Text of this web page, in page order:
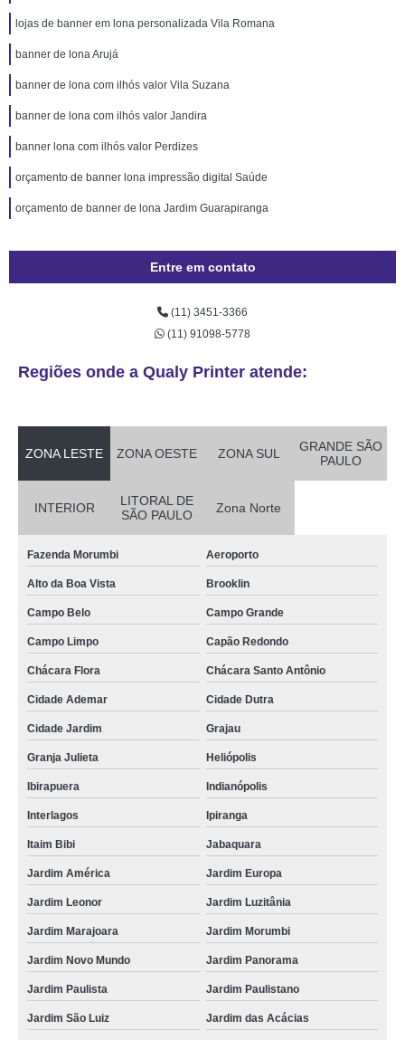
lojas de banner em lona personalizada Vila Romana
banner de lona Arujá
banner de lona com ilhós valor Vila Suzana
banner de lona com ilhós valor Jandira
banner lona com ilhós valor Perdizes
orçamento de banner lona impressão digital Saúde
orçamento de banner de lona Jardim Guarapiranga
Entre em contato
(11) 3451-3366
(11) 91098-5778
Regiões onde a Qualy Printer atende:
ZONA LESTE ZONA OESTE ZONA SUL
GRANDE SÃO
PAULO
INTERIOR
LITORAL DE
SÃO PAULO
Zona Norte
Fazenda Morumbi Aeroporto
Alto da Boa Vista Brooklin
Campo Belo Campo Grande
Campo Limpo Capão Redondo
Chácara Flora Chácara Santo Antônio
Cidade Ademar Cidade Dutra
Cidade Jardim Grajau
Granja Julieta Heliópolis
Ibirapuera Indianópolis
Interlagos Ipiranga
Itaim Bibi Jabaquara
Jardim América Jardim Europa
Jardim Leonor Jardim Luzitânia
Jardim Marajoara Jardim Morumbi
Jardim Novo Mundo Jardim Panorama
Jardim Paulista Jardim Paulistano
Jardim São Luiz Jardim das Acácias